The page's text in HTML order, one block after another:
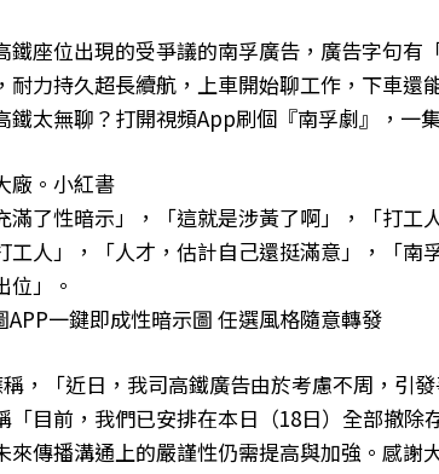
鐵座位出現的受爭議的南孚廣告，廣告字句有
力持久超長續航，上車開始聊工作，下車還
鐵太無聊？打開視頻App刷個『南孚劇』，一
廠。小紅書
滿了性暗示」，「這就是涉黃了啊」，「打工
工人」，「人才，估計自己還挺滿意」，「南
位」。
一鍵即成性暗示圖 任選風格隨意轉發
，「近日，我司高鐵廣告由於考慮不周，引
「目前，我們已安排在本日（18日）全部撤除
傳播溝通上的嚴謹性仍需提高與加強。感謝